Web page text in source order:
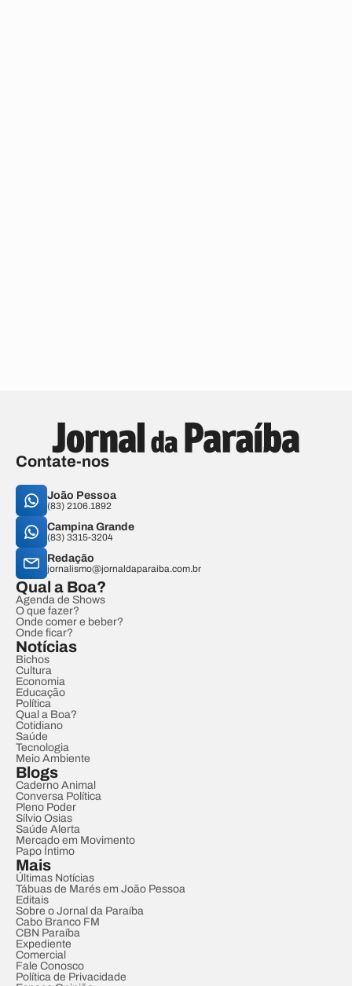
Contate-nos
João Pessoa
(83) 2106.1892
Campina Grande
(83) 3315-3204
Redação
jornalismo@jornaldaparaiba.com.br
Qual a Boa?
Agenda de Shows
O que fazer?
Onde comer e beber?
Onde ficar?
Notícias
Bichos
Cultura
Economia
Educação
Política
Qual a Boa?
Cotidiano
Saúde
Tecnologia
Meio Ambiente
Blogs
Caderno Animal
Conversa Política
Pleno Poder
Sílvio Osias
Saúde Alerta
Mercado em Movimento
Papo Íntimo
Mais
Últimas Notícias
Tábuas de Marés em João Pessoa
Editais
Sobre o Jornal da Paraíba
Cabo Branco FM
CBN Paraíba
Expediente
Comercial
Fale Conosco
Política de Privacidade